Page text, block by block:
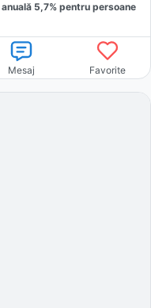
anuală 5,7% pentru persoane
Mesaj Favorite